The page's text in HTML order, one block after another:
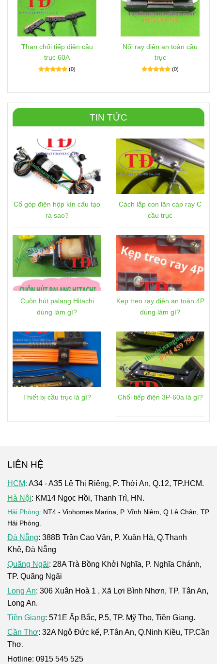
Than chổi tiếp điện cầu
trục 60A
(0)
Nối ray điện an toàn cầu
trục
(0)
TIN TỨC
Cổ góp điện hộp kín cấu tạo
ra sao?
Cách lắp con lăn cáp ray C
cầu trục
Cuộn hút palang Hitachi
dùng làm gì?
Kẹp treo ray điện an toàn 4P
dùng làm gì?
Thiết bị cầu trục là gì? Chổi tiếp điện 3P-60a là gì?
LIÊN HỆ
HCM: A34 - A35 Lê Thị Riêng, P. Thới An, Q.12, TP.HCM.
Hà Nội: KM14 Ngọc Hồi, Thanh Trì, HN.
Hải Phòng: NT4 - Vinhomes Marina, P. Vĩnh Niệm, Q.Lê Chân, TP
Hải Phòng.
Đà Nẵng: 388B Trần Cao Vân, P. Xuân Hà, Q.Thanh
Khê, Đà Nẵng
Quãng Ngãi: 28A Trà Bồng Khởi Nghĩa, P. Nghĩa Chánh,
TP. Quãng Ngãi
Long An: 306 Xuân Hoà 1 , Xã Lợi Bình Nhơn, TP. Tân An,
Long An.
Tiền Giang: 571E Ấp Bắc, P.5, TP. Mỹ Tho, Tiền Giang.
Cần Thơ: 32A Ngô Đức kế, P.Tân An, Q.Ninh Kiều, TP.Cần
Thơ.
Hotline: 0915 545 525